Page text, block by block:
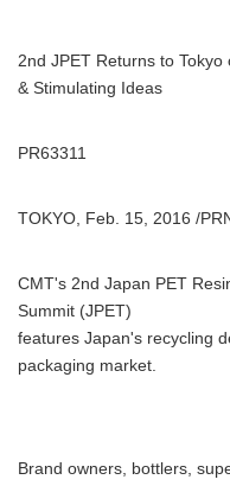
2nd JPET Returns to
& Stimulating Ideas
PR63311
TOKYO, Feb. 15, 2016 /
CMT's 2nd Japan PET
Summit (JPET)
features Japan's recycling
packaging market.
Brand owners, bottlers,